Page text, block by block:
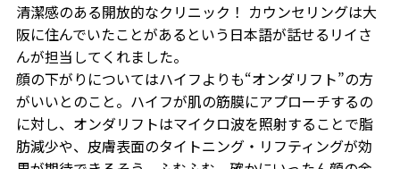
清潔感のある開放的なクリニック！ カウンセリングは大
阪に住んでいたことがあるという日本語が話せるリイさ
んが担当してくれました。
顔の下がりについてはハイフよりも“オンダリフト”の方
がいいとのこと。ハイフが肌の筋膜にアプローチするの
に対し、オンダリフトはマイクロ波を照射することで脂
肪減少や、皮膚表面のタイトニング・リフティングが効